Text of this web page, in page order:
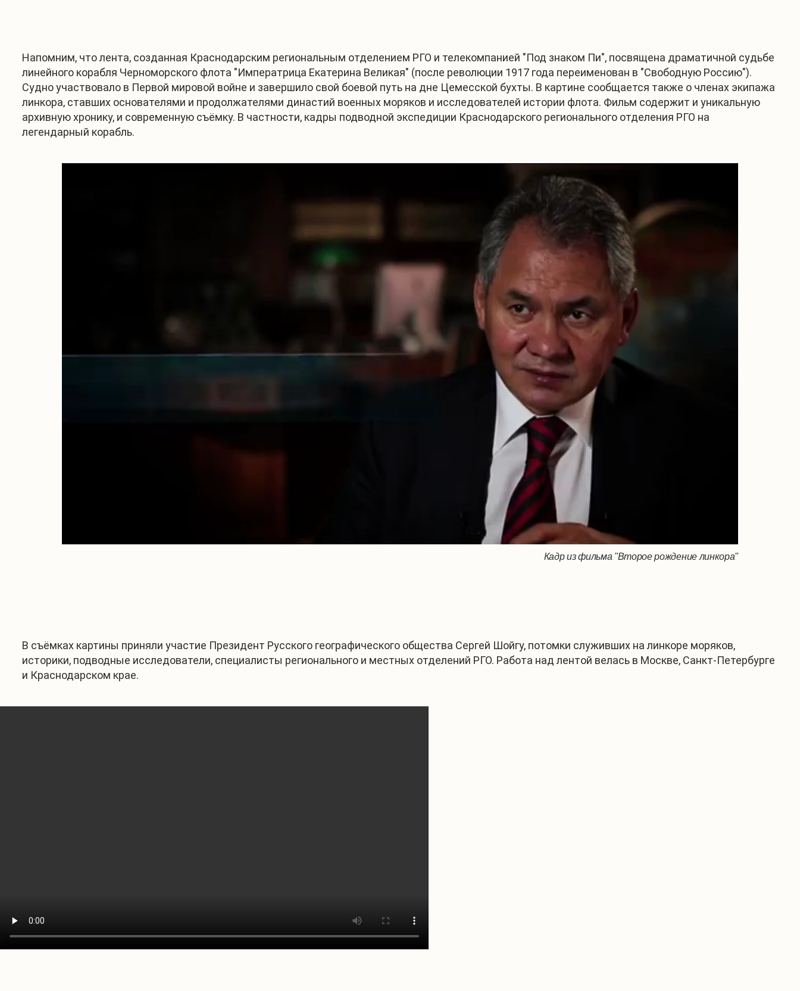
Напомним, что лента, созданная Краснодарским региональным отделением РГО и телекомпанией "Под знаком Пи", посвящена драматичной судьбе
линейного корабля Черноморского флота "Императрица Екатерина Великая" (после революции 1917 года переименован в "Свободную Россию").
Судно участвовало в Первой мировой войне и завершило свой боевой путь на дне Цемесской бухты. В картине сообщается также о членах экипажа
линкора, ставших основателями и продолжателями династий военных моряков и исследователей истории флота. Фильм содержит и уникальную
архивную хронику, и современную съёмку. В частности, кадры подводной экспедиции Краснодарского регионального отделения РГО на
легендарный корабль.
Кадр из фильма "Второе рождение линкора"
В съёмках картины приняли участие Президент Русского географического общества Сергей Шойгу, потомки служивших на линкоре моряков,
историки, подводные исследователи, специалисты регионального и местных отделений РГО. Работа над лентой велась в Москве, Санкт-Петербурге
и Краснодарском крае.